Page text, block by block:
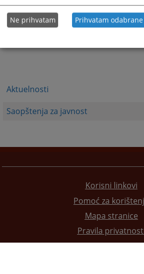
Aktuelnosti
Saopštenja za javnost
Korisni linkovi
Pomoć za
Mapa stranice
Pravila
Ne prihvatam Prihvatam odabrane